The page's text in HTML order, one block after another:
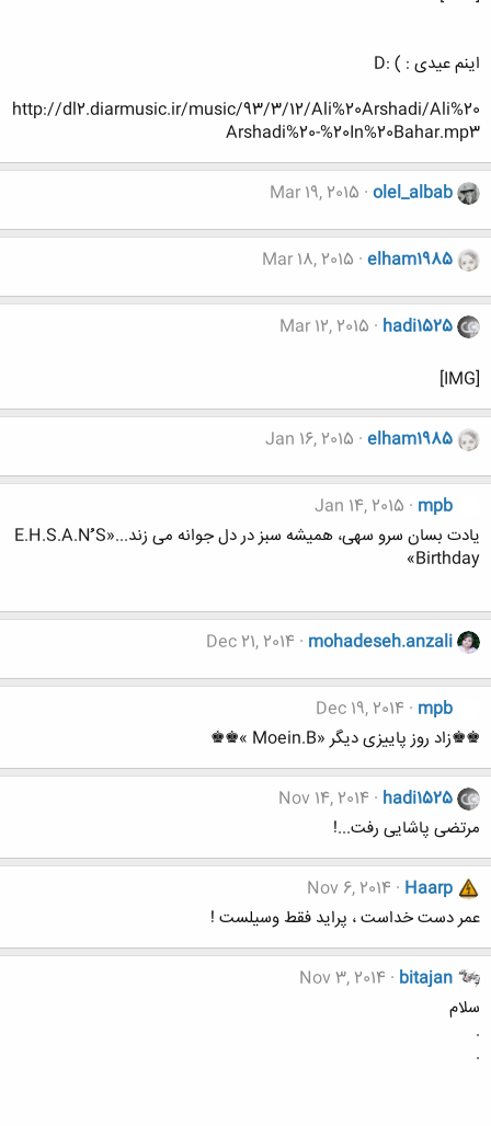
اینم عیدی : ) :D
http://dl2.diarmusic.ir/music/93/3/12/Ali%20Arshadi/Ali%20
Arshadi%20-%20In%20Bahar.mp3
olel_albab
Mar 19, 2015
elham1985
Mar 18, 2015
hadi1525
Mar 12, 2015
[IMG]
elham1985
Jan 16, 2015
mpb
Jan 14, 2015
یادت بسان سرو سهی، همیشه سبز در دل جوانه می زند...«E.H.S.A.Nُُُ S
Birthday»
mohadeseh.anzali
Dec 21, 2014
mpb
Dec 19, 2014
♚♚زاد روز پاییزی دیگر «Moein.B »♚♚
hadi1525
Nov 14, 2014
مرتضی پاشایی رفت...!
Haarp
Nov 6, 2014
عمر دست خداست ، پراید فقط وسیلست !
bitajan
Nov 3, 2014
سلام
.
.